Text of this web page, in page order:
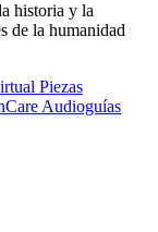
historia y la
de la humanidad
Piezas
Audioguías